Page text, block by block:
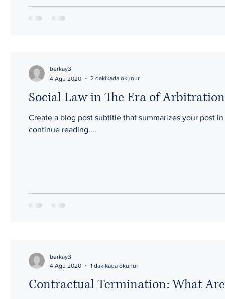
Social Law in The Era of Arbitration
Create a blog post subtitle that summarizes your post
continue reading....
berkay3
4 Ağu 2020
2 dakikada okunur
Contractual Termination: What
berkay3
4 Ağu 2020
1 dakikada okunur